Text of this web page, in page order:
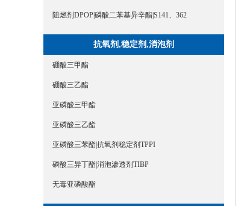
阻燃剂DPOP|磷酸二苯基异辛酯|S141、362
抗氧剂,稳定剂,消泡剂
硼酸三甲酯
硼酸三乙酯
亚磷酸三甲酯
亚磷酸三乙酯
亚磷酸三苯酯|抗氧剂稳定剂TPPI
磷酸三异丁酯|消泡渗透剂TIBP
无毒亚磷酸酯